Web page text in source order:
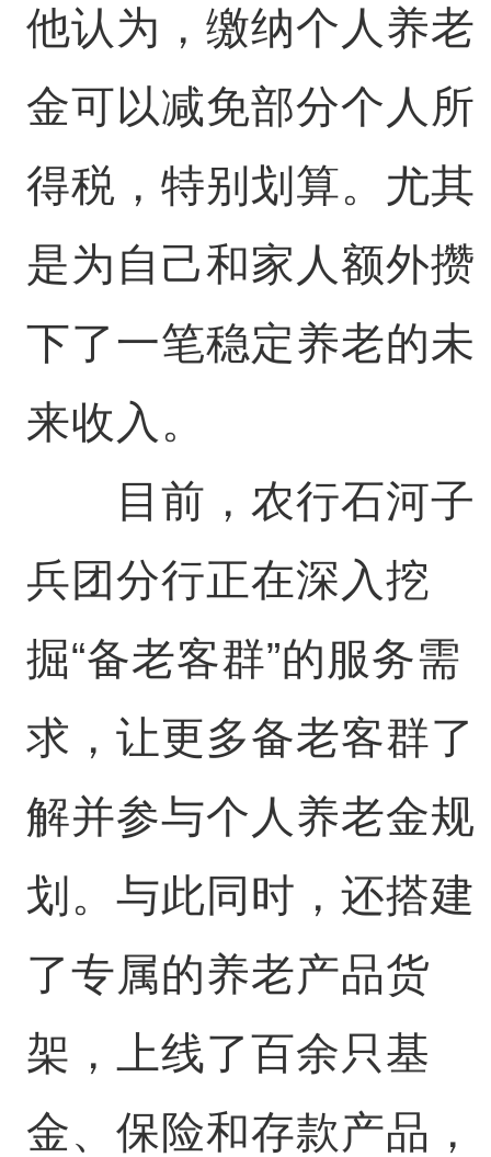
他认为，缴纳个人养老
金可以减免部分个人所
得税，特别划算。尤其
是为自己和家人额外攒
下了一笔稳定养老的未
来收入。
目前，农行石河子
兵团分行正在深入挖
掘“备老客群”的服务需
求，让更多备老客群了
解并参与个人养老金规
划。与此同时，还搭建
了专属的养老产品货
架，上线了百余只基
金、保险和存款产品，